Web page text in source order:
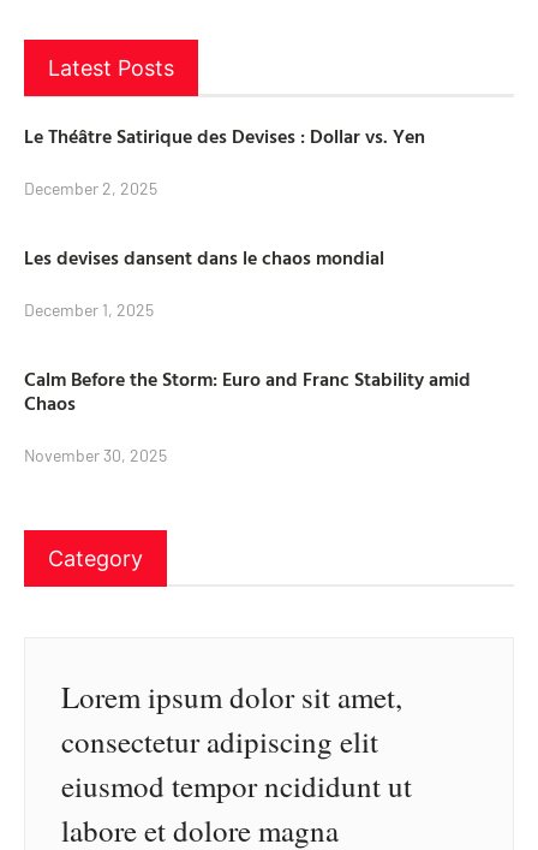
Latest Posts
Le Théâtre Satirique des Devises : Dollar vs. Yen
December 2, 2025
Les devises dansent dans le chaos mondial
December 1, 2025
Calm Before the Storm: Euro and Franc Stability amid
Chaos
November 30, 2025
Category
Lorem ipsum dolor sit amet,
consectetur adipiscing elit
eiusmod tempor ncididunt ut
labore et dolore magna